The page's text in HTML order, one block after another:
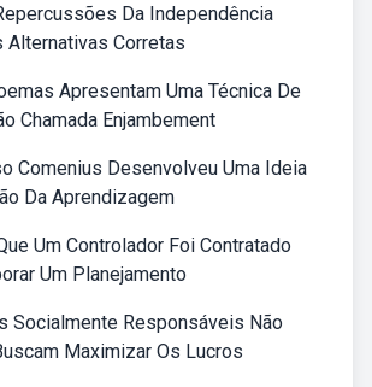
Da Independência
Alternativas Corretas
Apresentam Uma Técnica De
Chamada Enjambement
Comenius Desenvolveu Uma Ideia
Da Aprendizagem
Um Controlador Foi Contratado
Um Planejamento
Socialmente Responsáveis Não
Maximizar Os Lucros